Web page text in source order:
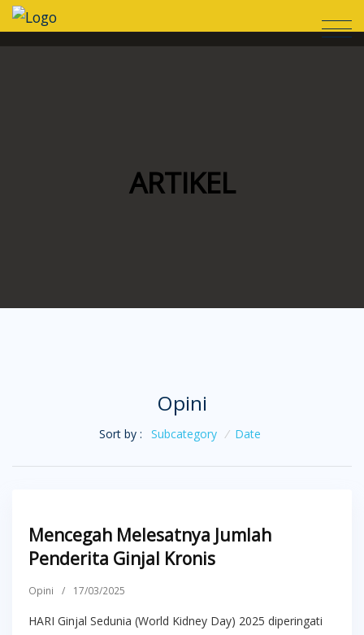
ARTIKEL
Opini
Sort by : Subcategory / Date
Mencegah Melesatnya Jumlah
Penderita Ginjal Kronis
Opini / 17/03/2025
HARI Ginjal Sedunia (World Kidney Day) 2025 diperingati